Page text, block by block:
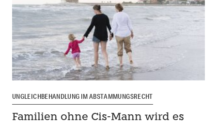
UNGLEICHBEHANDLUNG IM ABSTAMMUNGSRECHT
Familien ohne Cis-Mann wird es